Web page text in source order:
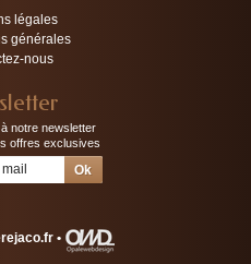
légales
générales
nous
notre newsletter
offres exclusives
•